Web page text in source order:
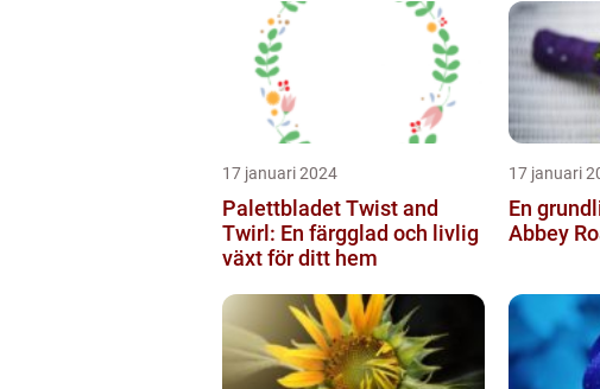
17 januari 2024
Palettbladet Twist and
Twirl: En färgglad och livlig
växt för ditt hem
17 januari
En
Abbey